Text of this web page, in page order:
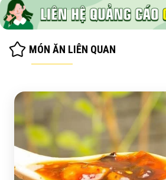
MÓN ĂN LIÊN QUAN